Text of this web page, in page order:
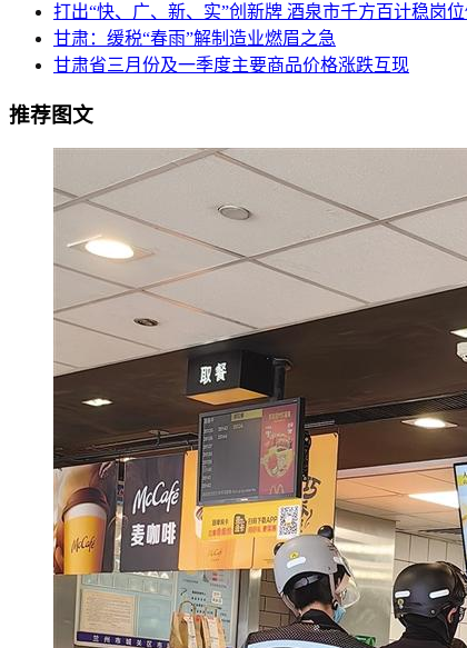
打出“快、广、新、实”创新牌 酒泉市千方百计稳岗
甘肃：缓税“春雨”解制造业燃眉之急
甘肃省三月份及一季度主要商品价格涨跌互现
推荐图文